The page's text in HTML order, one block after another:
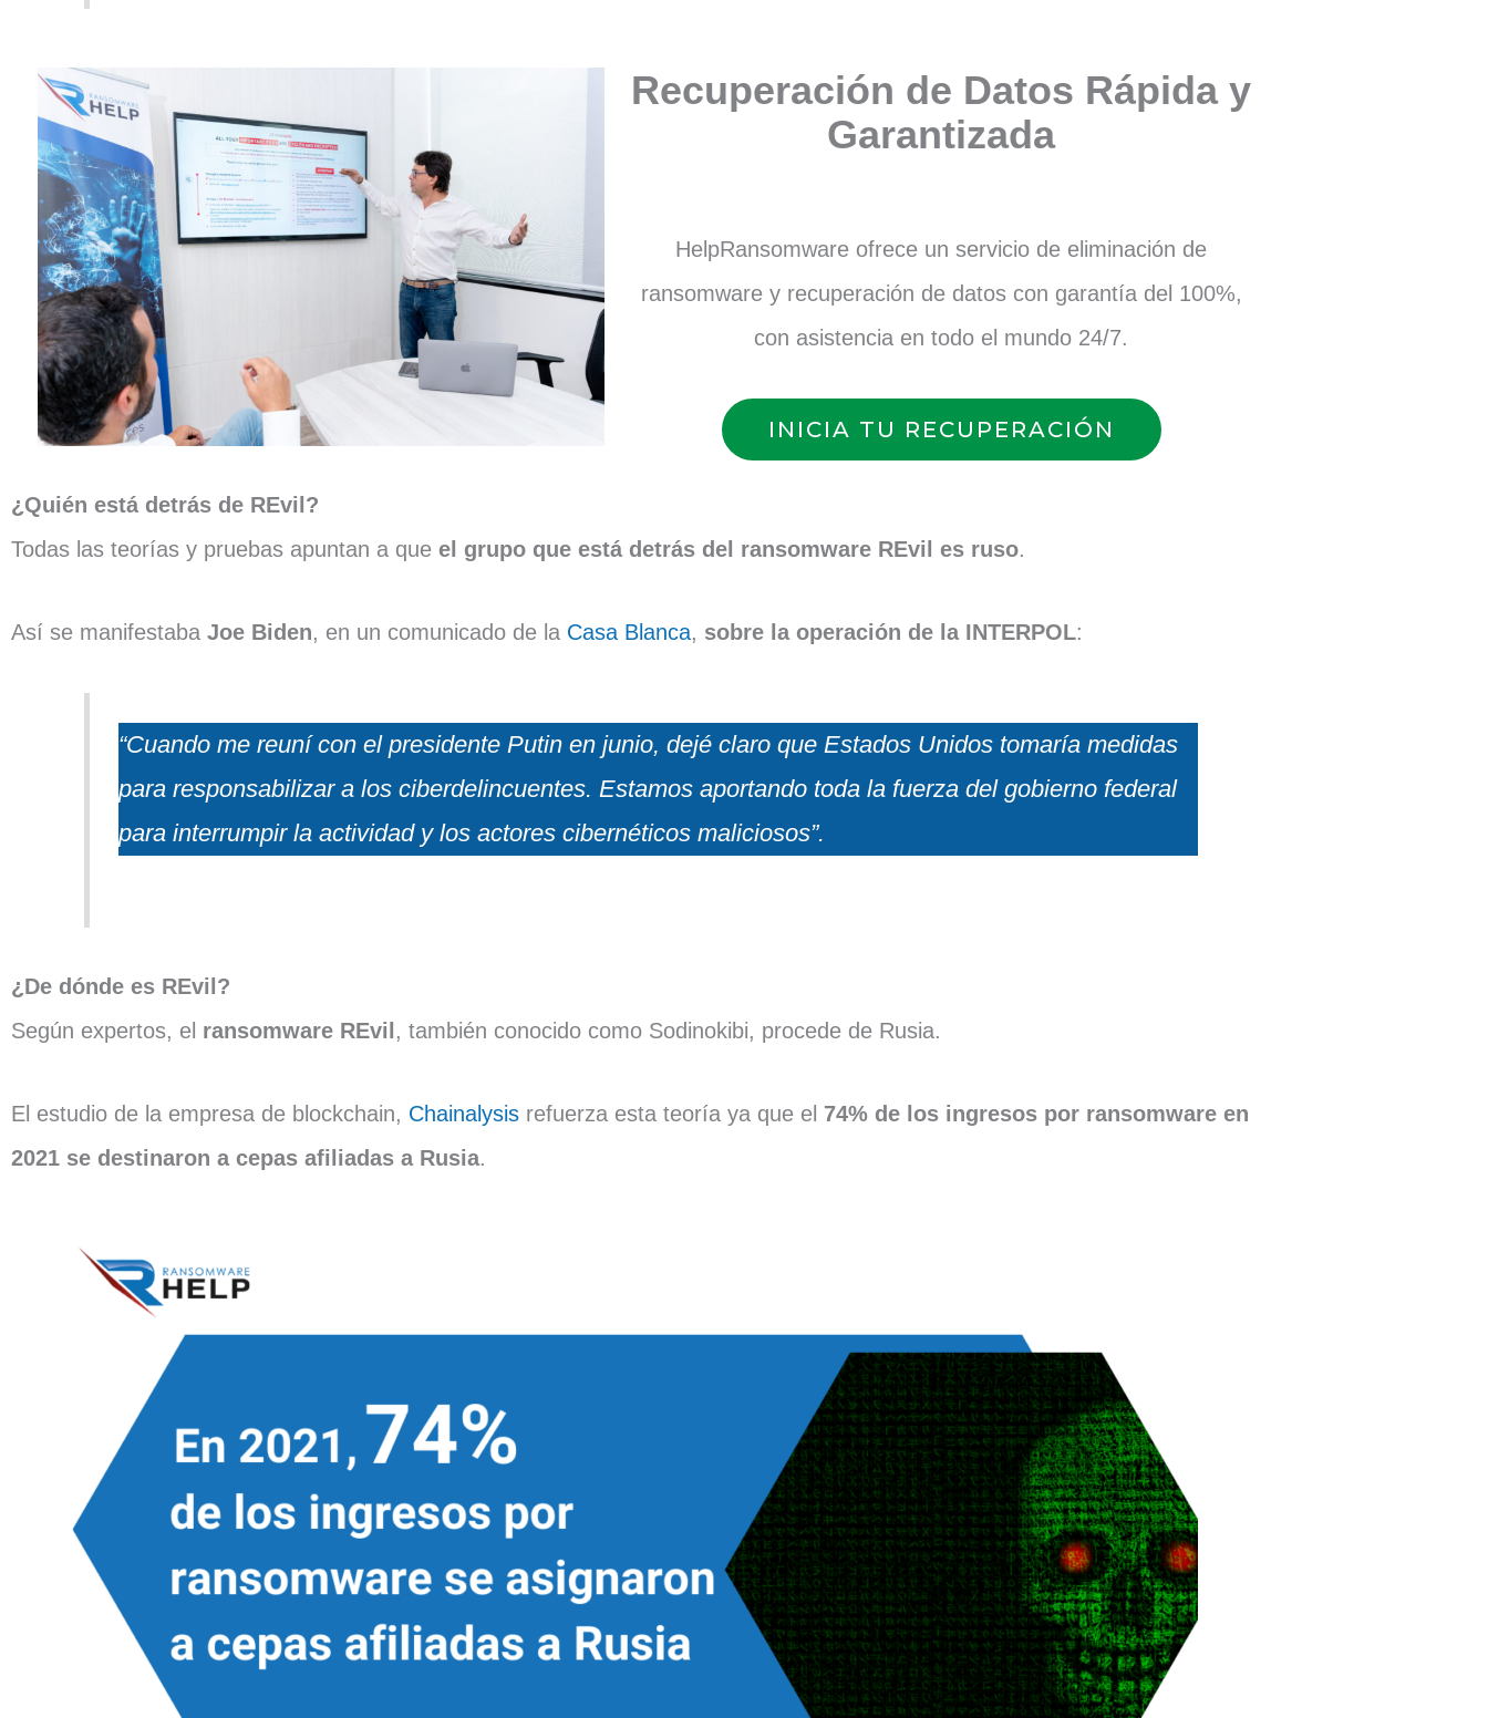
Recuperación de Datos Rápida y
Garantizada
HelpRansomware ofrece un servicio de eliminación de
ransomware y recuperación de datos con garantía del 100%,
con asistencia en todo el mundo 24/7.
INICIA TU RECUPERACIÓN
¿Quién está detrás de REvil?
Todas las teorías y pruebas apuntan a que el grupo que está detrás del ransomware REvil es ruso.
Así se manifestaba Joe Biden, en un comunicado de la Casa Blanca, sobre la operación de la INTERPOL:
“Cuando me reuní con el presidente Putin en junio, dejé claro que Estados Unidos tomaría medidas
para responsabilizar a los ciberdelincuentes. Estamos aportando toda la fuerza del gobierno federal
para interrumpir la actividad y los actores cibernéticos maliciosos”.
¿De dónde es REvil?
Según expertos, el ransomware REvil, también conocido como Sodinokibi, procede de Rusia.
El estudio de la empresa de blockchain, Chainalysis refuerza esta teoría ya que el 74% de los ingresos por ransomware en
2021 se destinaron a cepas afiliadas a Rusia.